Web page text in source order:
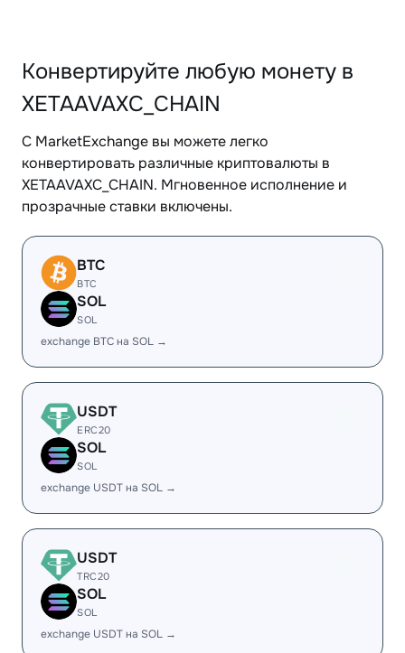
Конвертируйте любую монету в
XETAAVAXC_CHAIN
С MarketExchange вы можете легко
конвертировать различные криптовалюты в
XETAAVAXC_CHAIN. Мгновенное исполнение и
прозрачные ставки включены.
BTC
BTC
SOL
SOL
exchange BTC на SOL →
USDT
ERC20
SOL
SOL
exchange USDT на SOL →
USDT
TRC20
SOL
SOL
exchange USDT на SOL →